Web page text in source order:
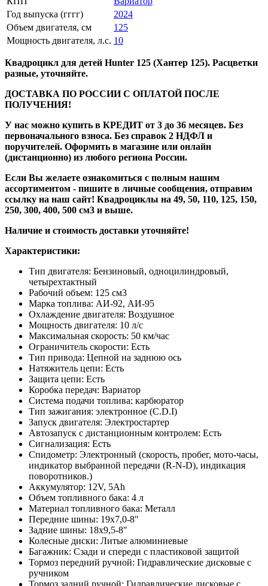
Год выпуска (гггг)
2024
Объем двигателя, см
125
Мощность двигателя, л.с. 10
Квадроцикл для детей Hunter 125 (Хантер 125). Расцветки
разные, уточняйте.
ДОСТАВКА ПО РОССИИ С ОПЛАТОЙ ПОСЛЕ
ПОЛУЧЕНИЯ!
У нас можно купить в КРЕДИТ от 3 до 36 месяцев. Без
первоначального взноса. Без справок 2 НДФЛ и
поручителей. Оформить в магазине или онлайн
(дистанционно) из любого региона России.
Если Вы желаете ознакомиться с полным нашим
ассортиментом - пишите в личные сообщения, отправим
ссылку на наш сайт! Квадроциклы на 49, 50, 110, 125, 150,
250, 300, 400, 500 см3 и выше.
Наличие и стоимость доставки уточняйте!
Характеристики:
Тип двигателя: Бензиновый, одноцилиндровый,
четырехтактный
Рабочий объем: 125 см3
Марка топлива: АИ-92, АИ-95
Охлаждение двигателя: Воздушное
Мощность двигателя: 10 л/с
Максимальная скорость: 50 км/час
Ограничитель скорости: Есть
Тип привода: Цепной на заднюю ось
Натяжитель цепи: Есть
Защита цепи: Есть
Коробка передач: Вариатор
Система подачи топлива: карбюратор
Тип зажигания: электронное (C.D.I)
Запуск двигателя: Электростартер
Автозапуск с дистанционным контролем: Есть
Сигнализация: Есть
Спидометр: Электронный (скорость, пробег, мото-часы,
индикатор выбранной передачи (R-N-D), индикация
поворотников.)
Аккумулятор: 12V, 5Ah
Объем топливного бака: 4 л
Материал топливного бака: Металл
Передние шины: 19х7,0-8"
Задние шины: 18х9,5-8"
Колесные диски: Литые алюминиевые
Багажник: Сзади и спереди с пластиковой защитой
Тормоз передний ручной: Гидравлические дисковые с
ручником